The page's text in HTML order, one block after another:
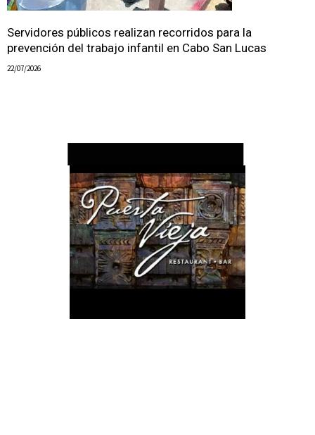
Servidores públicos realizan recorridos para la
prevención del trabajo infantil en Cabo San Lucas
22/07/2026